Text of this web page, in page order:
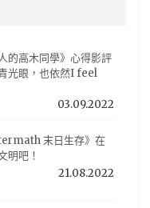
的高木同學》心得影評
光眼，也依然I feel
03.09.2022
末日生存》在
明吧！
21.08.2022